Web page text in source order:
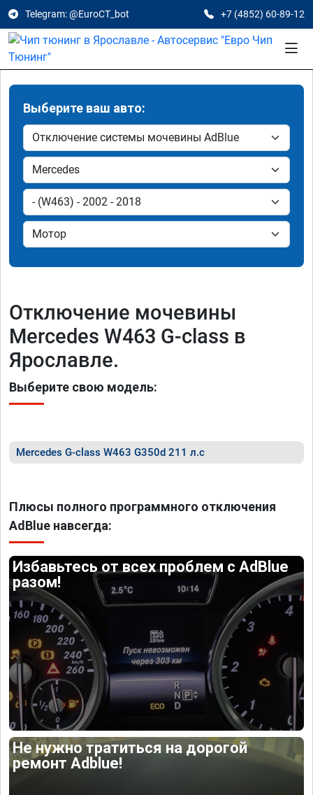
Telegram: @EuroCT_bot +7 (4852) 60-89-12
Выберите ваш авто:
Отключение мочевины
Mercedes W463 G-class в
Ярославле.
Выберите свою модель:
Mercedes G-class W463 G350d 211 л.с
Плюсы полного программного отключения
AdBlue навсегда:
Избавьтесь от всех проблем с AdBlue
разом!
Не нужно тратиться на дорогой
ремонт Adblue!